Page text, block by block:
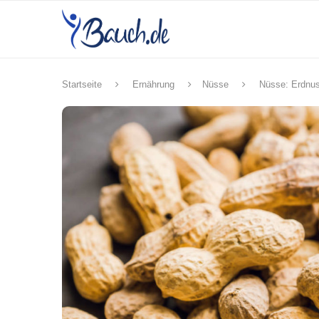
Startseite Ernährung Nüsse Nüsse: